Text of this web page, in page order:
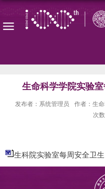
生命科学学院实验
发布者：系统管理员 作者：生
次数
生科院实验室每周安全卫